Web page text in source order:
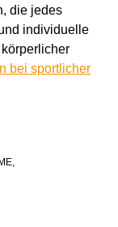
die jedes
individuelle
bei sportlicher
,